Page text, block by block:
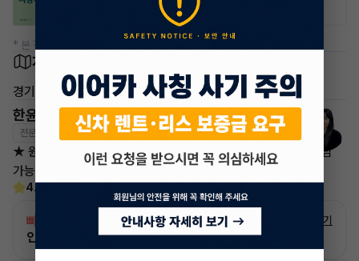
* 본 정보는 지자체마다 다를 수 있으니 실제 정보와 확인해 주세요.
차량 위치
경기 하남시
한윤미 매니저
전문교육수료 자격인증완료
★ 원할한 상담을 위해 평일 오전 9시30분부터 ~19시까지 상담
가능하오니 참고하셔서 연락 부탁드리겠습니다 ^-^
4.6
빠른승계
인증 차량으로 승계하는 이유?
자세히 보기